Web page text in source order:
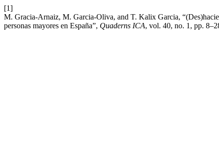
[1]
M. Gracia-Arnaiz, M. Garcia-Oliva, and T. Kalix Garcia,
personas mayores en España”, Quaderns ICA, vol. 40, no. 1, pp.